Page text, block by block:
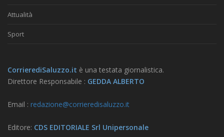
Attualità
Sport
CorrierediSaluzzo.it è una testata giornalistica.
Direttore Responsabile : GEDDA ALBERTO
Email : redazione@corrieredisaluzzo.it
Editore: CDS EDITORIALE Srl Unipersonale